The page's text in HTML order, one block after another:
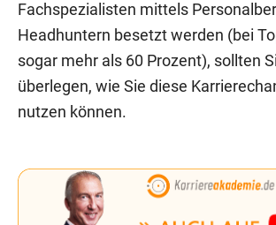
Fachspezialisten mittels
Headhuntern besetzt werden (bei
sogar mehr als 60 Prozent), sollten
überlegen, wie Sie diese
nutzen können.